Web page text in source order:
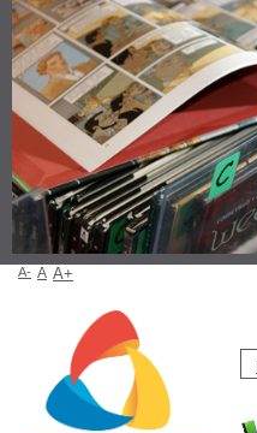
A- A A+